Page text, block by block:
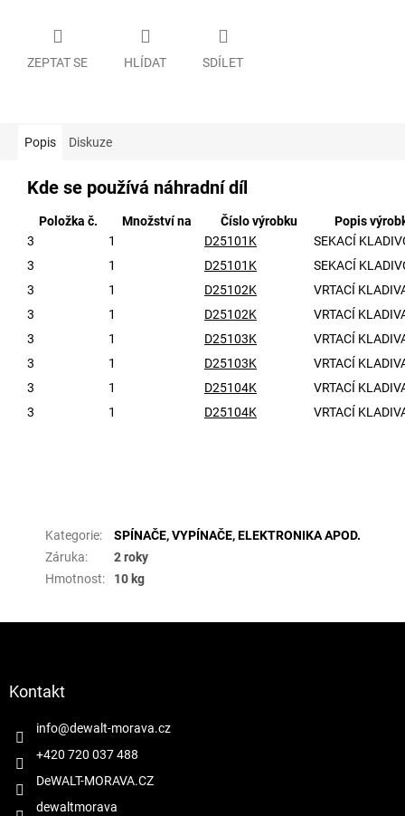
ZEPTAT SE HLÍDAT SDÍLET
Popis Diskuze
Kde se používá náhradní díl
Položka č. Množství na Číslo výrobku
Popis
3
1 D25101K
SEKACÍ
3
1 D25101K
SEKACÍ
3
1 D25102K
VRTACÍ
3
1 D25102K
VRTACÍ
3
1 D25103K
VRTACÍ
3
1 D25103K
VRTACÍ
3
1 D25104K
VRTACÍ
3
1 D25104K VRTACÍ
Kategorie:
SPÍNAČE, VYPÍNAČE, ELEKTRONIKA APOD.
Záruka:
2 roky
Hmotnost: 10 kg
Kontakt
info@dewalt-morava.cz
+420 720 037 488
DeWALT-MORAVA.CZ
dewaltmorava